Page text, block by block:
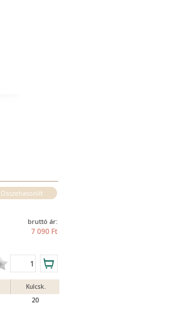
Összehasonlít
bruttó ár:
7 090 Ft
Kulcsk.
20